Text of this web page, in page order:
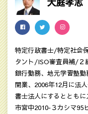
特定行政書士/特定社会
タント/ISO審査員補/２
銀行勤務、地元学習塾
開業、2006年12月に法
書士法人にするととも
市宮中2010‐３カシマ95